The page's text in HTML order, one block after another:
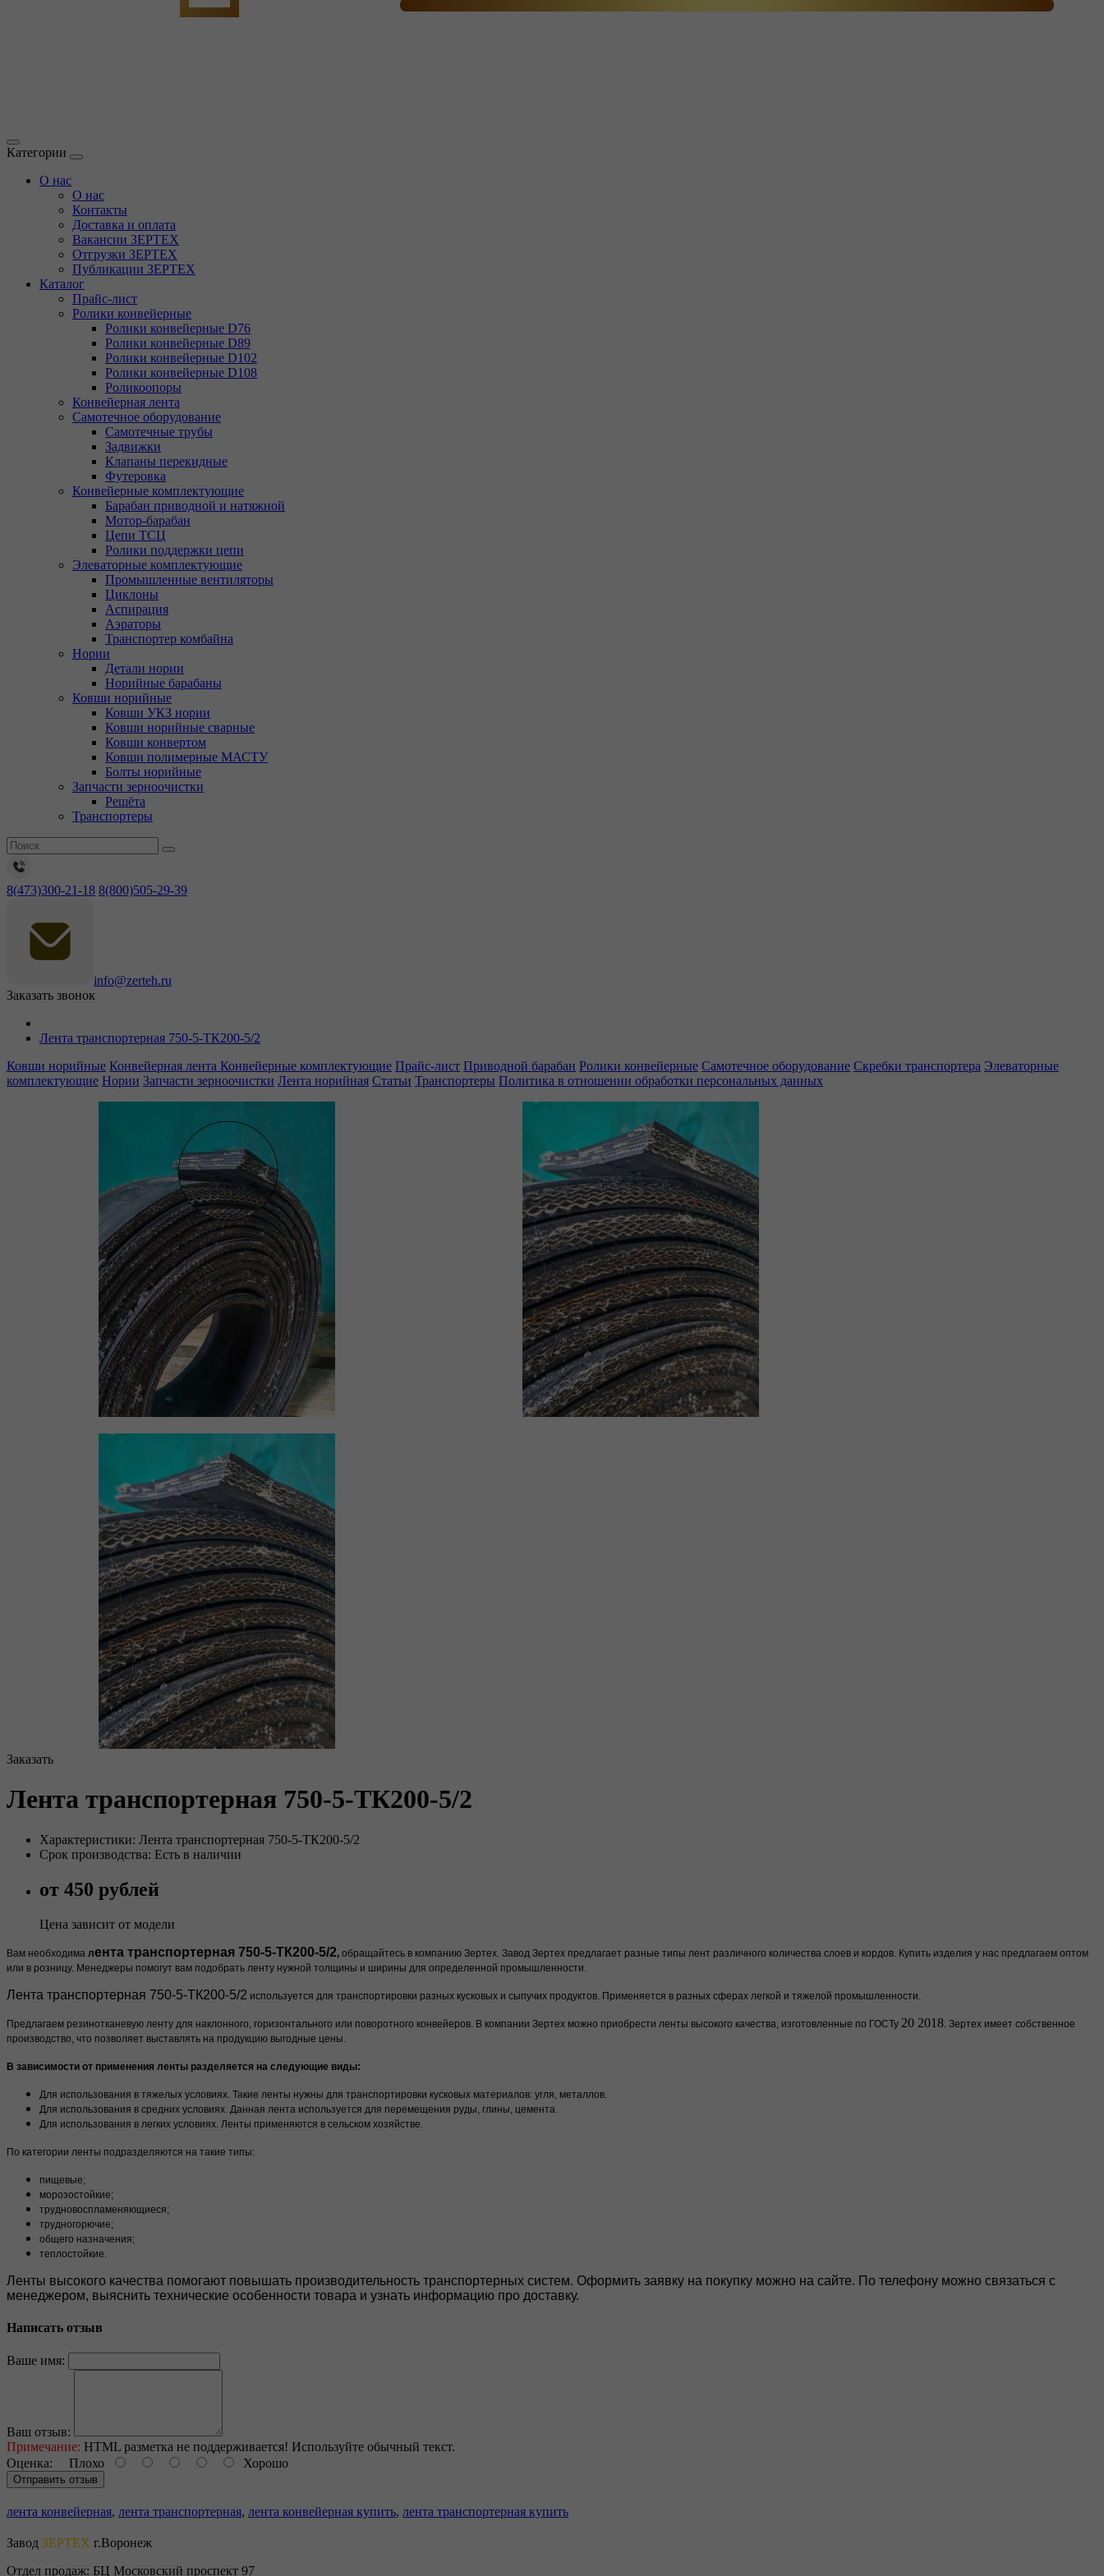
Категории
О нас
О нас
Контакты
Доставка и оплата
Вакансии ЗЕРТЕХ
Отгрузки ЗЕРТЕХ
Публикации ЗЕРТЕХ
Каталог
Прайс-лист
Ролики конвейерные
Ролики конвейерные D76
Ролики конвейерные D89
Ролики конвейерные D102
Ролики конвейерные D108
Роликоопоры
Конвейерная лента
Самотечное оборудование
Самотечные трубы
Задвижки
Клапаны перекидные
Футеровка
Конвейерные комплектующие
Барабан приводной и натяжной
Мотор-барабан
Цепи ТСЦ
Ролики поддержки цепи
Элеваторные комплектующие
Промышленные вентиляторы
Циклоны
Аспирация
Аэраторы
Транспортер комбайна
Нории
Детали нории
Норийные барабаны
Ковши норийные
Ковши УКЗ нории
Ковши норийные сварные
Ковши конвертом
Ковши полимерные МАСТУ
Болты норийные
Запчасти зерноочистки
Решёта
Транспортеры
8(473)300-21-18 8(800)505-29-39
info@zerteh.ru
Заказать звонок
Лента транспортерная 750-5-ТК200-5/2
Ковши норийные Конвейерная лента Конвейерные комплектующие Прайс-лист Приводной барабан Ролики конвейерные Самотечное оборудование Скребки транспортера Элеваторные
комплектующие Нории Запчасти зерноочистки Лента норийная Статьи Транспортеры Политика в отношении обработки персональных данных
Заказать
Лента транспортерная 750-5-ТК200-5/2
Характеристики: Лента транспортерная 750-5-ТК200-5/2
Срок производства: Есть в наличии
от 450 рублей
Цена зависит от модели
Вам необходима лента транспортерная 750-5-ТК200-5/2, обращайтесь в компанию Зертех. Завод Зертех предлагает разные типы лент различного количества слоев и кордов. Купить изделия у нас предлагаем оптом
или в розницу. Менеджеры помогут вам подобрать ленту нужной толщины и ширины для определенной промышленности.
Лента транспортерная 750-5-ТК200-5/2 используется для транспортировки разных кусковых и сыпучих продуктов. Применяется в разных сферах легкой и тяжелой промышленности.
Предлагаем резинотканевую ленту для наклонного, горизонтального или поворотного конвейеров. В компании Зертех можно приобрести ленты высокого качества, изготовленные по ГОСТу 20 2018 . Зертех имеет собственное
производство, что позволяет выставлять на продукцию выгодные цены.
В зависимости от применения ленты разделяется на следующие виды:
Для использования в тяжелых условиях. Такие ленты нужны для транспортировки кусковых материалов: угля, металлов.
Для использования в средних условиях. Данная лента используется для перемещения руды, глины, цемента.
Для использования в легких условиях. Ленты применяются в сельском хозяйстве.
По категории ленты подразделяются на такие типы:
пищевые;
морозостойкие;
трудновоспламеняющиеся;
трудногорючие;
общего назначения;
теплостойкие.
Ленты высокого качества помогают повышать производительность транспортерных систем. Оформить заявку на покупку можно на сайте. По телефону можно связаться с
менеджером, выяснить технические особенности товара и узнать информацию про доставку.
Написать отзыв
Ваше имя:
Ваш отзыв:
Примечание: HTML разметка не поддерживается! Используйте обычный текст.
Оценка: Плохо Хорошо
Отправить отзыв
лента конвейерная, лента транспортерная, лента конвейерная купить, лента транспортерная купить
Завод ЗЕРТЕХ г.Воронеж
Отдел продаж: БЦ Московский проспект 97